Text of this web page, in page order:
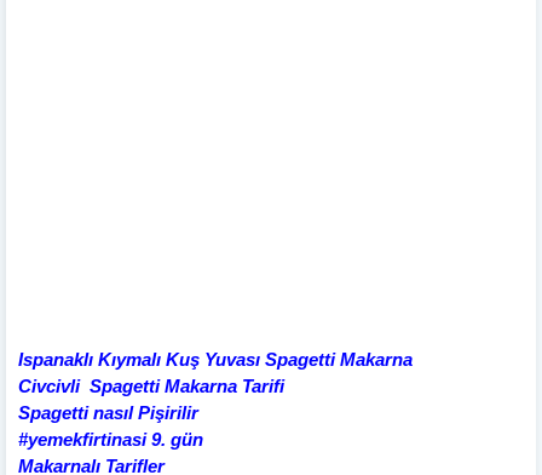
Ispanaklı Kıymalı Kuş Yuvası Spagetti Makarna
Civcivli Spagetti Makarna Tarifi
Spagetti nasıl Pişirilir
#yemekfirtinasi 9. gün
Makarnalı Tarifler